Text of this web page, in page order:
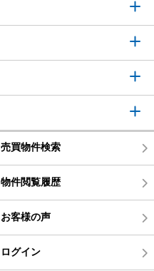
売買物件検索
物件閲覧履歴
お客様の声
ログイン